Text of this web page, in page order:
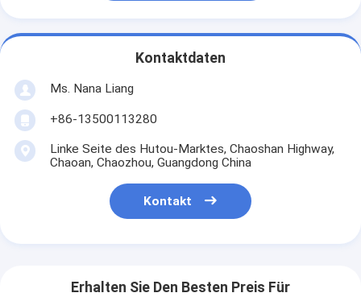
Kontaktdaten
Ms. Nana Liang
+86-13500113280
Linke Seite des Hutou-Marktes, Chaoshan Highway,
Chaoan, Chaozhou, Guangdong China
Kontakt
Erhalten Sie Den Besten Preis Für